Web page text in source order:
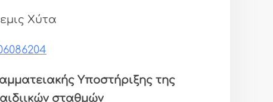
Χύτα
Υποστήριξης της
σταθμών